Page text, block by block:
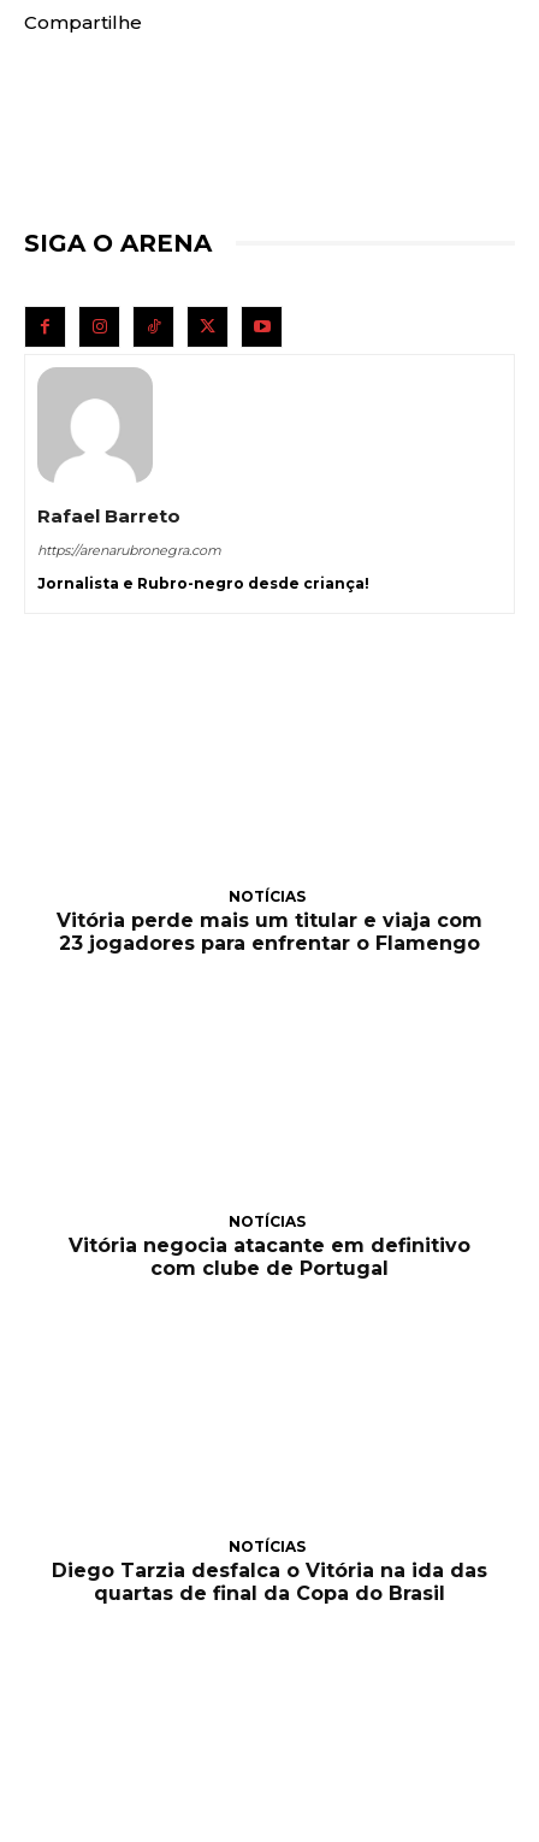
Compartilhe
SIGA O ARENA
Rafael Barreto
https://arenarubronegra.com
Jornalista e Rubro-negro desde criança!
NOTÍCIAS
Vitória perde mais um titular e viaja com
23 jogadores para enfrentar o Flamengo
NOTÍCIAS
Vitória negocia atacante em definitivo
com clube de Portugal
NOTÍCIAS
Diego Tarzia desfalca o Vitória na ida das
quartas de final da Copa do Brasil